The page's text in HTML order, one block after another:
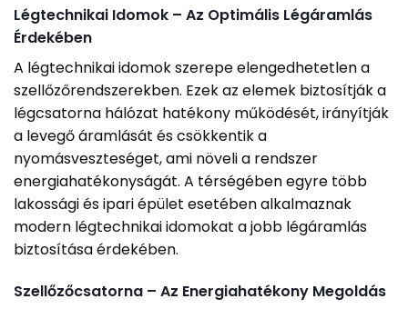
Légtechnikai Idomok – Az Optimális Légáramlás
Érdekében
A légtechnikai idomok szerepe elengedhetetlen a
szellőzőrendszerekben. Ezek az elemek biztosítják a
légcsatorna hálózat hatékony működését, irányítják
a levegő áramlását és csökkentik a
nyomásveszteséget, ami növeli a rendszer
energiahatékonyságát. A térségében egyre több
lakossági és ipari épület esetében alkalmaznak
modern légtechnikai idomokat a jobb légáramlás
biztosítása érdekében.
Szellőzőcsatorna – Az Energiahatékony Megoldás